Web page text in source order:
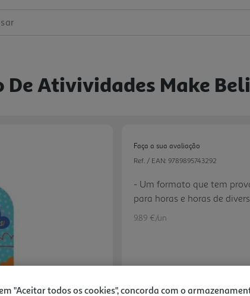
Ativividades Make
Faça a sua avaliação
Ref. / EAN: 9789895743292
- Um formato que tem
para horas e horas de
- Inclui algumas peças
9.89 €/un
9,89 €
"Aceitar todos os cookies", concorda com o